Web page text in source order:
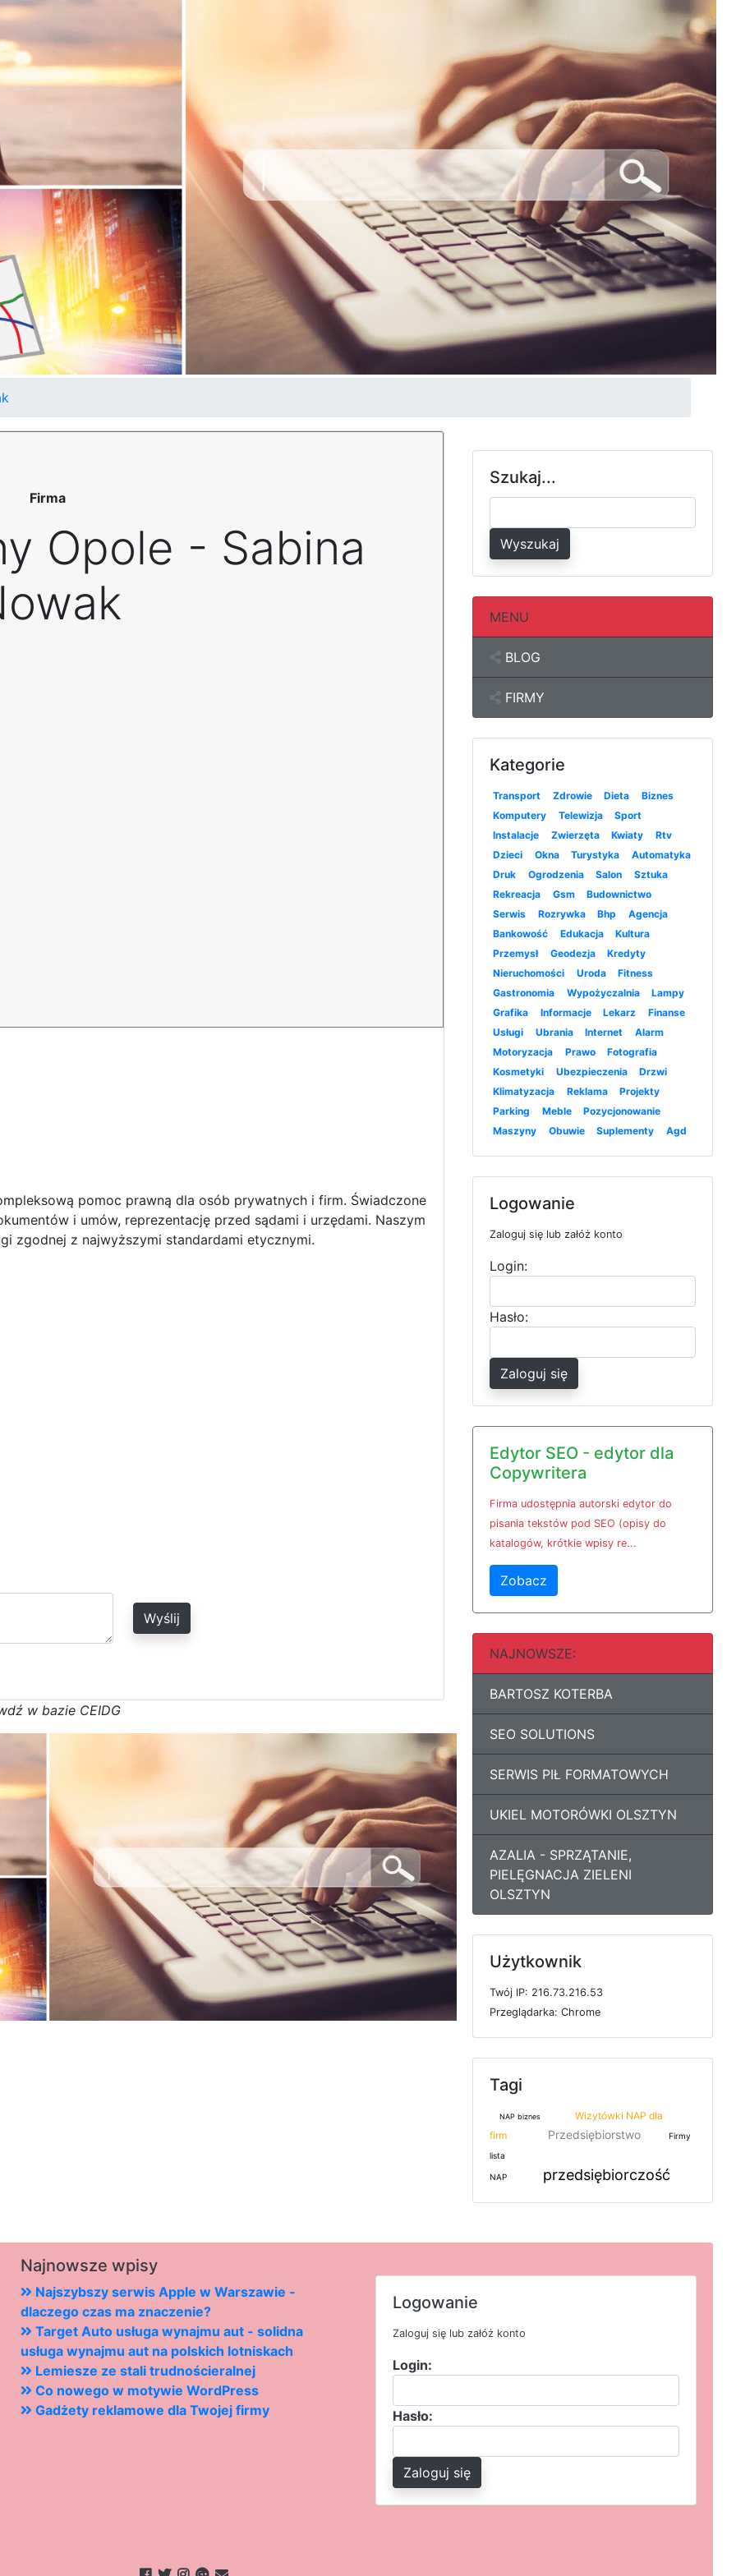
Firma
Opole - Sabina
pomoc prawną dla osób prywatnych i firm. Świadczone
i umów, reprezentację przed sądami i urzędami. Naszym
zgodnej z najwyższymi standardami etycznymi.
Wyślij
dź w bazie CEIDG
Szukaj...
Wyszukaj
MENU
BLOG
FIRMY
Kategorie
Transport Zdrowie Dieta
Biznes
Komputery
Telewizja
Sport
Instalacje
Zwierzęta Kwiaty
Rtv
Dzieci
Okna Turystyka
Automatyka
Druk
Ogrodzenia Salon
Sztuka
Rekreacja
Gsm
Budownictwo
Serwis
Rozrywka Bhp
Agencja
Bankowość
Edukacja
Kultura
Przemysł
Geodezja
Kredyty
Nieruchomości
Uroda
Fitness
Gastronomia
Wypożyczalnia
Lampy
Grafika
Informacje Lekarz
Finanse
Usługi
Ubrania Internet
Alarm
Motoryzacja
Prawo
Fotografia
Kosmetyki
Ubezpieczenia
Drzwi
Klimatyzacja
Reklama
Projekty
Parking
Meble
Pozycjonowanie
Maszyny
Obuwie Suplementy Agd
Logowanie
Zaloguj się lub załóż konto
Login:
Hasło:
Zaloguj się
Edytor SEO - edytor dla
Copywritera
Firma udostępnia autorski edytor do
pisania tekstów pod SEO (opisy do
katalogów, krótkie wpisy re...
Zobacz
NAJNOWSZE:
BARTOSZ KOTERBA
SEO SOLUTIONS
SERWIS PIŁ FORMATOWYCH
UKIEL MOTORÓWKI OLSZTYN
AZALIA - SPRZĄTANIE,
PIELĘGNACJA ZIELENI
OLSZTYN
Użytkownik
Twój IP: 216.73.216.53
Przeglądarka: Chrome
Tagi
NAP biznes
Wizytówki NAP dla
firm
Przedsiębiorstwo
Firmy
lista
NAP przedsiębiorczość
Najnowsze wpisy
Najszybszy serwis Apple w Warszawie -
dlaczego czas ma znaczenie?
Target Auto usługa wynajmu aut - solidna
usługa wynajmu aut na polskich lotniskach
Lemiesze ze stali trudnościeralnej
Co nowego w motywie WordPress
Gadżety reklamowe dla Twojej firmy
Logowanie
Zaloguj się lub załóż konto
Login:
Hasło:
Zaloguj się